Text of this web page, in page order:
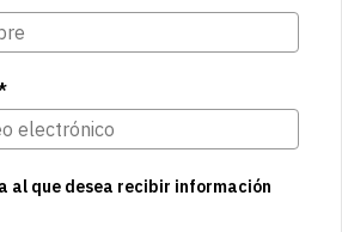
al que desea recibir información